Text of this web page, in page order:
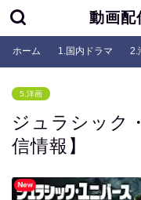
動画配
ホーム 1.国内ドラマ 2.
5.洋画
ジュラシック
信情報】